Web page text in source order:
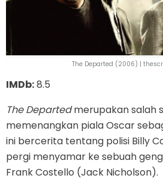
The Departed (2006) |
IMDb:8.5
The Departedmerupakan salah
memenangkan piala Oscar
ini bercerita tentang polisi Billy
pergi menyamar ke sebuah
Frank Costello (Jack Nicholson).